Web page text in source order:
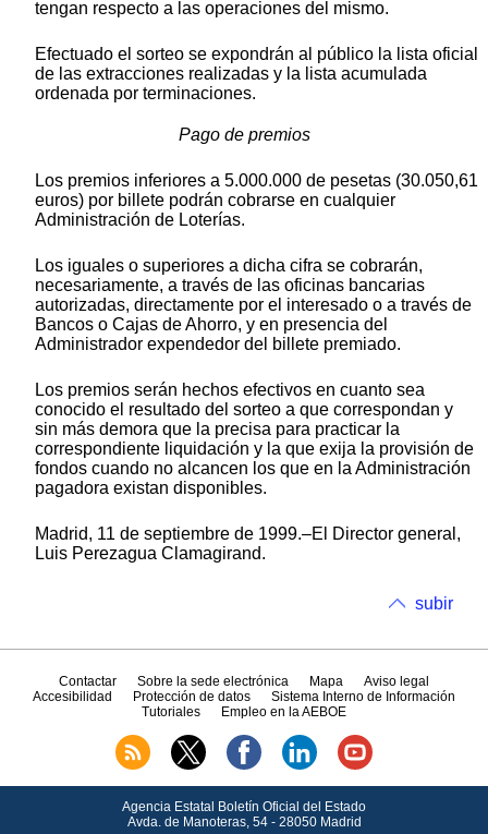
tengan respecto a las operaciones del mismo.
Efectuado el sorteo se expondrán al público la lista oficial
de las extracciones realizadas y la lista acumulada
ordenada por terminaciones.
Pago de premios
Los premios inferiores a 5.000.000 de pesetas (30.050,61
euros) por billete podrán cobrarse en cualquier
Administración de Loterías.
Los iguales o superiores a dicha cifra se cobrarán,
necesariamente, a través de las oficinas bancarias
autorizadas, directamente por el interesado o a través de
Bancos o Cajas de Ahorro, y en presencia del
Administrador expendedor del billete premiado.
Los premios serán hechos efectivos en cuanto sea
conocido el resultado del sorteo a que correspondan y
sin más demora que la precisa para practicar la
correspondiente liquidación y la que exija la provisión de
fondos cuando no alcancen los que en la Administración
pagadora existan disponibles.
Madrid, 11 de septiembre de 1999.‒El Director general,
Luis Perezagua Clamagirand.
subir
Contactar Sobre la sede electrónica Mapa
Aviso legal
Accesibilidad
Protección de datos
Sistema Interno de Información
Tutoriales
Empleo en la AEBOE
Agencia Estatal Boletín Oficial del Estado
Avda.de Manoteras, 54 - 28050 Madrid